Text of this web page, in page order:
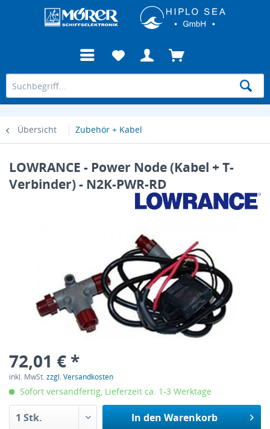
Übersicht Zubehör + Kabel
LOWRANCE - Power Node (Kabel + T-
Verbinder) - N2K-PWR-RD
72,01 € *
inkl. MwSt.zzgl. Versandkosten
Sofort versandfertig, Lieferzeit ca. 1-3 Werktage
In den Warenkorb